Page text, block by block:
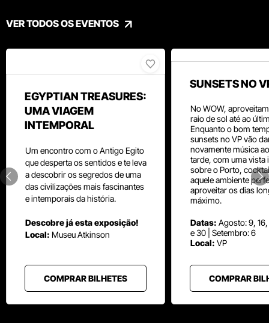
VER TODOS OS EVENTOS
EGYPTIAN TREASURES:
UMA VIAGEM
INTEMPORAL
Um encontro com oAntigo Egito
que desperta os sentidos e te leva
a descobrir os segredos de uma
das civilizações mais fascinantes
e intemporais da história.
Descobre já esta exposição!
Local: MuseuAtkinson
COMPRAR BILHETES
SUNSETS NO
No WOW,
raio de sol até ao
Enquanto o bom
sunsets no VP vão
novamente música
tarde, com uma vista
sobre o Porto,
aquele ambiente
aproveitar os dias
máximo.
Datas: Agosto: 9,
e 30 | Setembro: 6
Local: VP
COMPRAR